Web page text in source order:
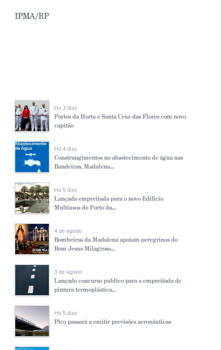
IPMA/RP
Há 3 dias
Portos da Horta e Santa Cruz das Flores com novo
capitão
Há 4 dias
Constrangimentos no abastecimento de água nas
Bandeiras, Madalena...
Há 5 dias
Lançada empreitada para o novo Edifício
Multiusos do Porto da...
4 de agosto
Bombeiros da Madalena apoiam peregrinos do
Bom Jesus Milagroso...
3 de agosto
Lançado concurso publico para a empreitada de
pintura termoplástica...
Há 5 dias
Pico passará a emitir previsões aeronáuticas